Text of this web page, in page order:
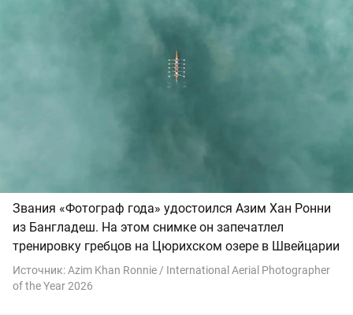
Звания «Фотограф года» удостоился Азим Хан Ронни
из Бангладеш. На этом снимке он запечатлел
тренировку гребцов на Цюрихском озере в Швейцарии
Источник:Azim Khan Ronnie / International Aerial Photographer
of the Year 2026